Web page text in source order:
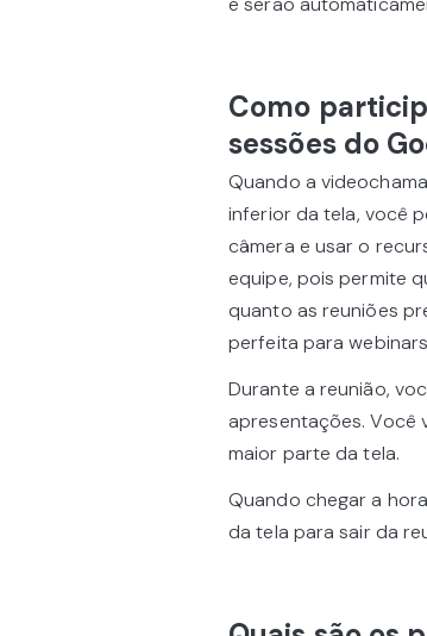
Como
sessões do
Quando a
inferior da tela, você
câmera e usar o
equipe, pois permite
quanto as reuniões
perfeita para
Durante a reunião,
apresentações. Você
maior parte da tela.
Quando chegar a
da tela para sair da